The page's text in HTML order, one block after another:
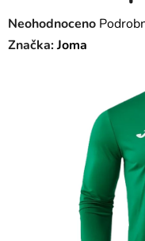
Průměrné
hodnocení
Neohodnoceno
Značka:Joma